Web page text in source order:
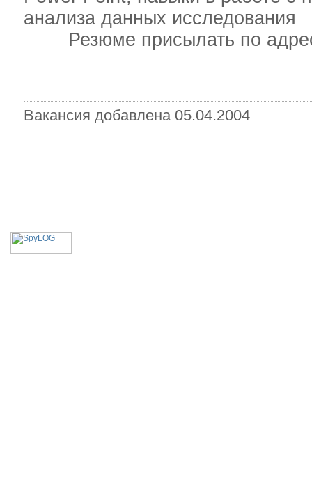
анализа данных исследования
Резюме присылать по
Вакансия добавлена 05.04.2004